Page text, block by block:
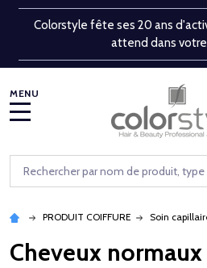
Colorstyle fête ses 20 ans
attend dans votre
Rechercher
PRODUIT COIFFURE Soin
Cheveux normaux